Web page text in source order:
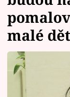
Témata
Celebrity
Vztahy
Seriály
malé